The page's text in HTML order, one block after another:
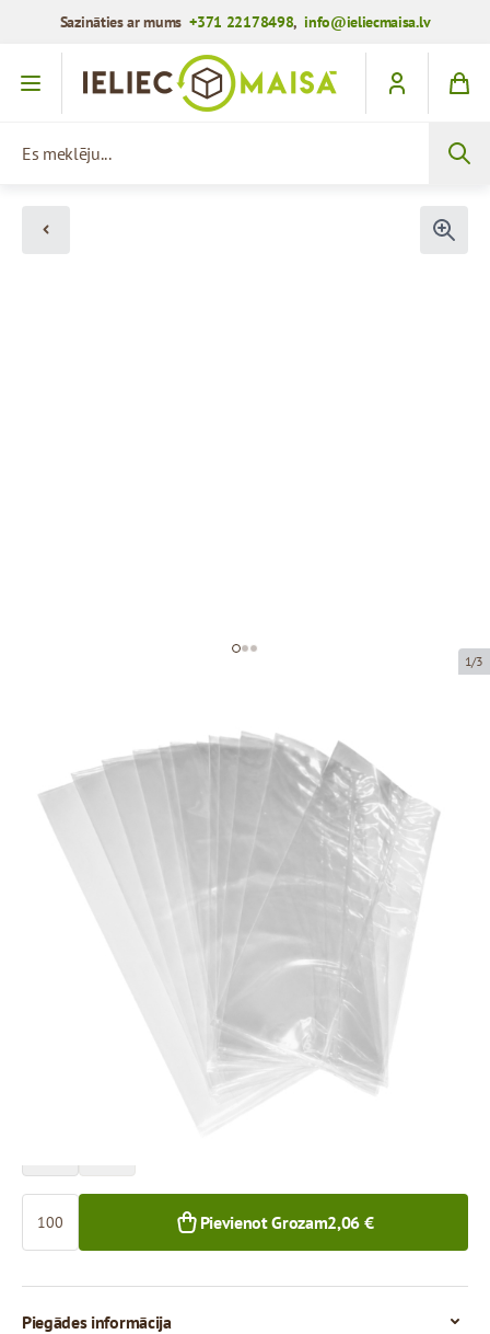
Sazināties ar mums+371 22178498,info@ieliecmaisa.lv
Iet uz saturu
1/3
Polipropilēna maisi bez ieloces
Preces kods:
Izmērs:
60 x 130 mm
Materiāls:
Biezums:
Prece ir pieejama saņemšanai pakomātā.
1,57 €
1 000+ gab.
Pievienot Grozam2,06 €
Piegādes informācija